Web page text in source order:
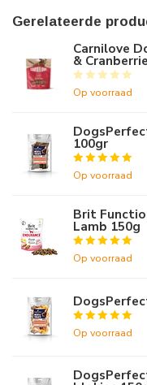
Gerelateerde
Carnilove
&
Op voorraad
100gr
Op voorraad
Brit
Lamb 150g
Op voorraad
Op voorraad